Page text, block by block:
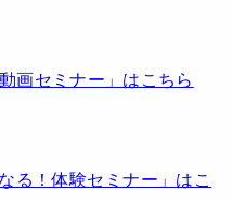
画セミナー」はこちら
る！体験セミナー」はこ